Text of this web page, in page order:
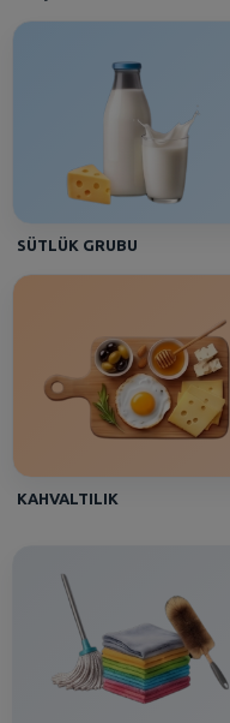
SÜTLÜK GRUBU
KAHVALTILIK